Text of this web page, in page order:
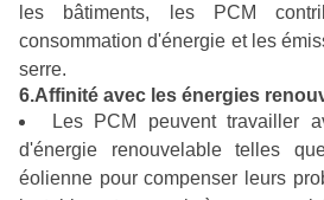
les bâtiments, les PCM
consommation d'énergie et les
serre.
6.Affinité avec les énergies
Les PCM peuvent travailler
d'énergie renouvelable telles
éolienne pour compenser leurs